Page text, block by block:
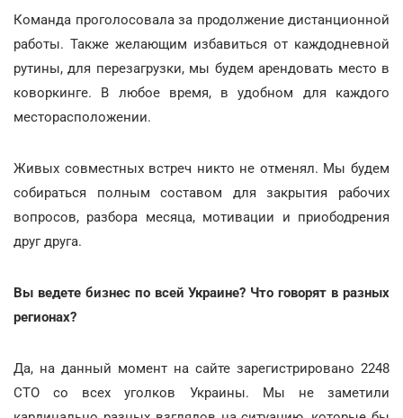
Команда проголосовала за продолжение дистанционной
работы. Также желающим избавиться от каждодневной
рутины, для перезагрузки, мы будем арендовать место в
коворкинге. В любое время, в удобном для каждого
месторасположении.
Живых совместных встреч никто не отменял. Мы будем
собираться полным составом для закрытия рабочих
вопросов, разбора месяца, мотивации и приободрения
друг друга.
Вы ведете бизнес по всей Украине? Что говорят в разных
регионах?
Да, на данный момент на сайте зарегистрировано 2248
СТО со всех уголков Украины. Мы не заметили